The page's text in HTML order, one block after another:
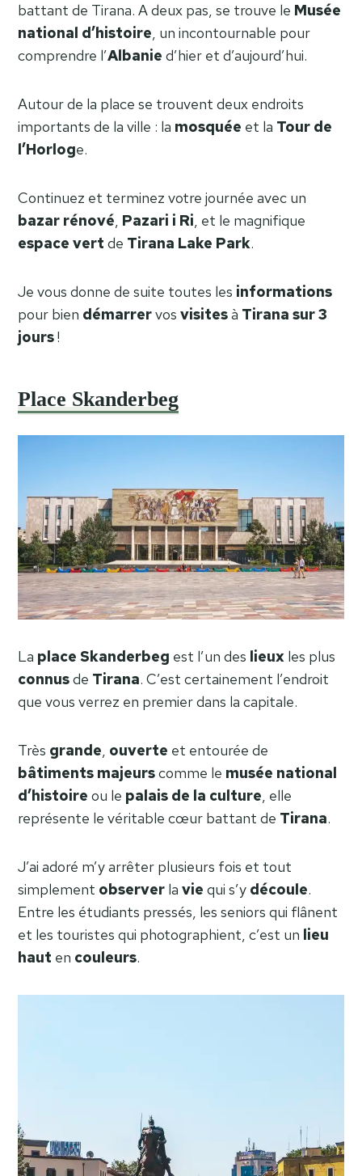
battant de Tirana. A deux pas, se trouve le Musée
national d’histoire, un incontournable pour
comprendre l’Albanie d’hier et d’aujourd’hui.
Autour de la place se trouvent deux endroits
importants de la ville : la mosquée et la Tour de
l’Horloge.
Continuez et terminez votre journée avec un
bazar rénové, Pazari i Ri, et le magnifique
espace vert de Tirana Lake Park.
Je vous donne de suite toutes les informations
pour bien démarrervos visitesà Tirana sur 3
jours!
Place Skanderbeg
La place Skanderbeg est l’un des lieux les plus
connusde Tirana. C’est certainement l’endroit
que vous verrez en premier dans la capitale.
Très grande, ouverte et entourée de
bâtiments majeurscomme le musée national
d’histoire ou le palais de la culture, elle
représente le véritable cœur battant de Tirana.
J’ai adoré m’y arrêter plusieurs fois et tout
simplement observer la vie qui s’y découle.
Entre les étudiants pressés, les seniors qui flânent
et les touristes qui photographient, c’est un lieu
haut en couleurs.